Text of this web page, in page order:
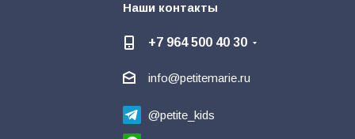
Наши контакты
+7 964 500 40 30
info@petitemarie.ru
@petite_kids